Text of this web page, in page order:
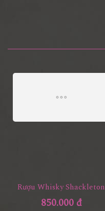
Rượu Whisky Shackleton
850.000 đ